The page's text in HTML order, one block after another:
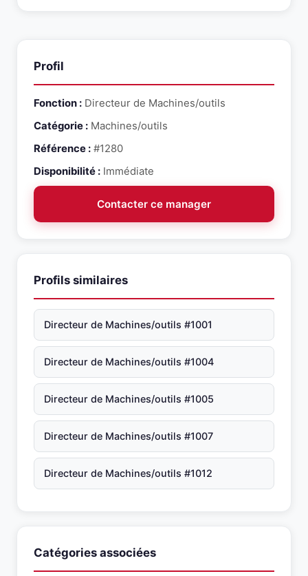
Profil
Fonction : Directeur de Machines/outils
Catégorie : Machines/outils
Référence : #1280
Disponibilité : Immédiate
Contacter ce manager
Profils similaires
Directeur de Machines/outils #1001
Directeur de Machines/outils #1004
Directeur de Machines/outils #1005
Directeur de Machines/outils #1007
Directeur de Machines/outils #1012
Catégories associées